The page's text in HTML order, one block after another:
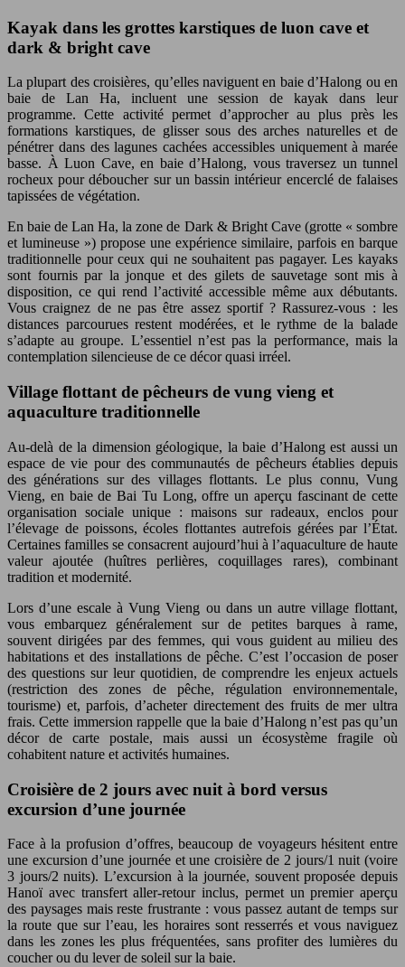
Kayak dans les grottes karstiques de luon cave et
dark & bright cave
La plupart des croisières, qu’elles naviguent en baie d’Halong ou en
baie de Lan Ha, incluent une session de kayak dans leur
programme. Cette activité permet d’approcher au plus près les
formations karstiques, de glisser sous des arches naturelles et de
pénétrer dans des lagunes cachées accessibles uniquement à marée
basse. À Luon Cave, en baie d’Halong, vous traversez un tunnel
rocheux pour déboucher sur un bassin intérieur encerclé de falaises
tapissées de végétation.
En baie de Lan Ha, la zone de Dark & Bright Cave (grotte « sombre
et lumineuse ») propose une expérience similaire, parfois en barque
traditionnelle pour ceux qui ne souhaitent pas pagayer. Les kayaks
sont fournis par la jonque et des gilets de sauvetage sont mis à
disposition, ce qui rend l’activité accessible même aux débutants.
Vous craignez de ne pas être assez sportif ? Rassurez-vous : les
distances parcourues restent modérées, et le rythme de la balade
s’adapte au groupe. L’essentiel n’est pas la performance, mais la
contemplation silencieuse de ce décor quasi irréel.
Village flottant de pêcheurs de vung vieng et
aquaculture traditionnelle
Au-delà de la dimension géologique, la baie d’Halong est aussi un
espace de vie pour des communautés de pêcheurs établies depuis
des générations sur des villages flottants. Le plus connu, Vung
Vieng, en baie de Bai Tu Long, offre un aperçu fascinant de cette
organisation sociale unique : maisons sur radeaux, enclos pour
l’élevage de poissons, écoles flottantes autrefois gérées par l’État.
Certaines familles se consacrent aujourd’hui à l’aquaculture de haute
valeur ajoutée (huîtres perlières, coquillages rares), combinant
tradition et modernité.
Lors d’une escale à Vung Vieng ou dans un autre village flottant,
vous embarquez généralement sur de petites barques à rame,
souvent dirigées par des femmes, qui vous guident au milieu des
habitations et des installations de pêche. C’est l’occasion de poser
des questions sur leur quotidien, de comprendre les enjeux actuels
(restriction des zones de pêche, régulation environnementale,
tourisme) et, parfois, d’acheter directement des fruits de mer ultra
frais. Cette immersion rappelle que la baie d’Halong n’est pas qu’un
décor de carte postale, mais aussi un écosystème fragile où
cohabitent nature et activités humaines.
Croisière de 2 jours avec nuit à bord versus
excursion d’une journée
Face à la profusion d’offres, beaucoup de voyageurs hésitent entre
une excursion d’une journée et une croisière de 2 jours/1 nuit (voire
3 jours/2 nuits). L’excursion à la journée, souvent proposée depuis
Hanoï avec transfert aller-retour inclus, permet un premier aperçu
des paysages mais reste frustrante : vous passez autant de temps sur
la route que sur l’eau, les horaires sont resserrés et vous naviguez
dans les zones les plus fréquentées, sans profiter des lumières du
coucher ou du lever de soleil sur la baie.